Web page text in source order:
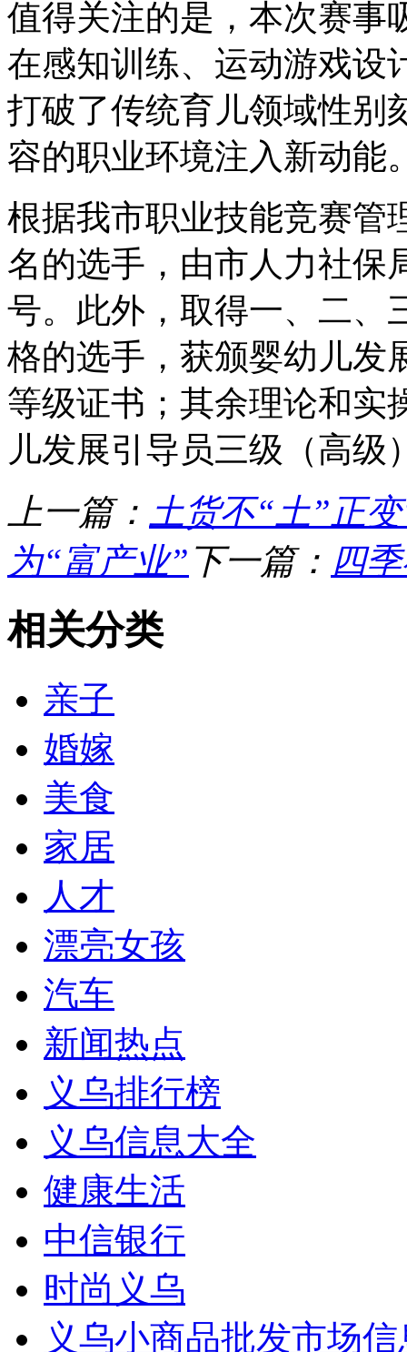
值得关注的是，本次赛事
在感知训练、运动游戏设
打破了传统育儿领域性别
容的职业环境注入新动能
根据我市职业技能竞赛管
名的选手，由市人力社保
号。此外，取得一、二、
格的选手，获颁婴幼儿发
等级证书；其余理论和实
儿发展引导员三级（高级
上一篇： 土货不“土”正
为“富产业” 下一篇： 四
相关分类
亲子
婚嫁
美食
家居
人才
漂亮女孩
汽车
新闻热点
义乌排行榜
义乌信息大全
健康生活
中信银行
时尚义乌
义乌小商品批发市场